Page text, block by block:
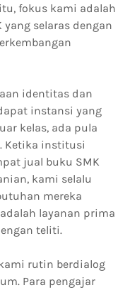
fokus kami adalah
selaras dengan
identitas dan
instansi yang
kelas, ada pula
Ketika institusi
jual buku SMK
kami selalu
mereka
layanan prima
teliti.
rutin berdialog
Para pengajar